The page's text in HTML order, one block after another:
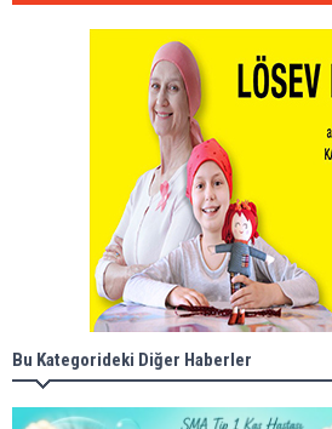
Bu Kategorideki Diğer Haberler